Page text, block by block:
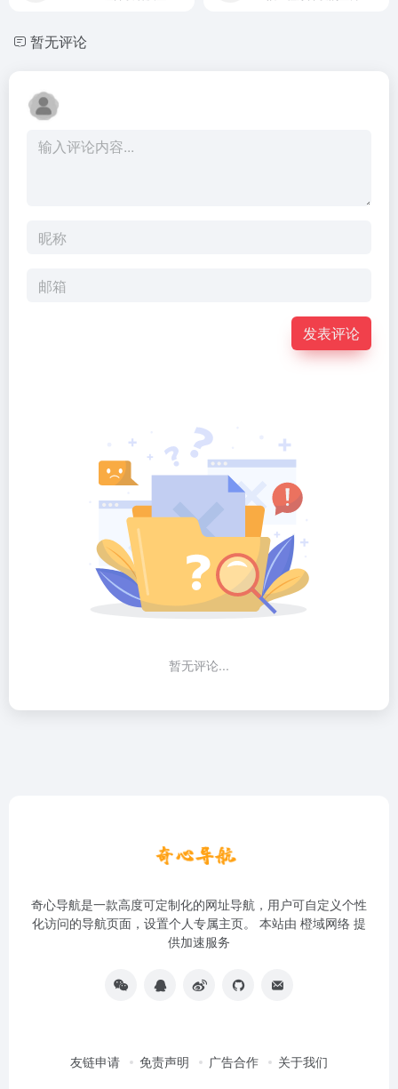
暂无评论
发表评论
暂无评论...
奇心导航是一款高度可定制化的网址导航，用户可自定义个性
化访问的导航页面，设置个人专属主页。 本站由 橙域网络 提
供加速服务
友链申请 免责声明 广告合作 关于我们